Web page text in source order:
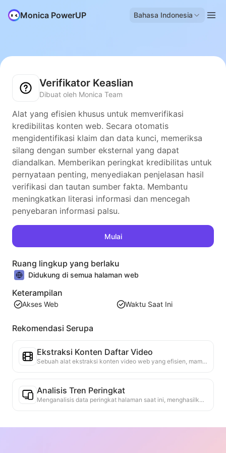
Monica PowerUP Bahasa Indonesia
Verifikator Keaslian
Dibuat oleh Monica Team
Alat yang efisien khusus untuk memverifikasi
kredibilitas konten web. Secara otomatis
mengidentifikasi klaim dan data kunci, memeriksa
silang dengan sumber eksternal yang dapat
diandalkan. Memberikan peringkat kredibilitas untuk
pernyataan penting, menyediakan penjelasan hasil
verifikasi dan tautan sumber fakta. Membantu
meningkatkan literasi informasi dan mencegah
penyebaran informasi palsu.
Mulai
Ruang lingkup yang berlaku
Didukung di semua halaman web
Keterampilan
Akses Web Waktu Saat Ini
Rekomendasi Serupa
Ekstraksi Konten Daftar Video
Sebuah alat ekstraksi konten video web yang efisien, mampu dengan cepat memindai halaman web dan mengatur informasi video ke dalam tabel Markdown yang terstruktur.
Analisis Tren Peringkat
Menganalisis data peringkat halaman saat ini, menghasilkan laporan tren. Mengidentifikasi kategori populer, jenis produk yang cepat naik, dan teknologi yang muncul. Menyediakan wawasan pasar instan untuk membantu Anda memahami tren produk terbaru dan arah pasar.
Asisten Kolaborasi Bisnis